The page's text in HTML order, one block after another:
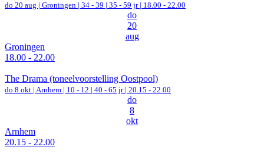
do 20 aug | Groningen | 34 - 39 | 35 - 59 jr | 18.00 - 22.00
do
20
aug
Groningen
18.00 - 22.00
The Drama (toneelvoorstelling Oostpool)
do 8 okt | Arnhem | 10 - 12 | 40 - 65 jr | 20.15 - 22.00
do
8
okt
Arnhem
20.15 - 22.00